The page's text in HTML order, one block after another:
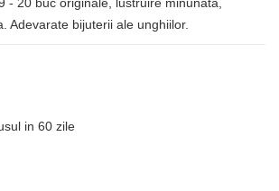
Adevarate bijuterii ale unghiilor.
in 60 zile